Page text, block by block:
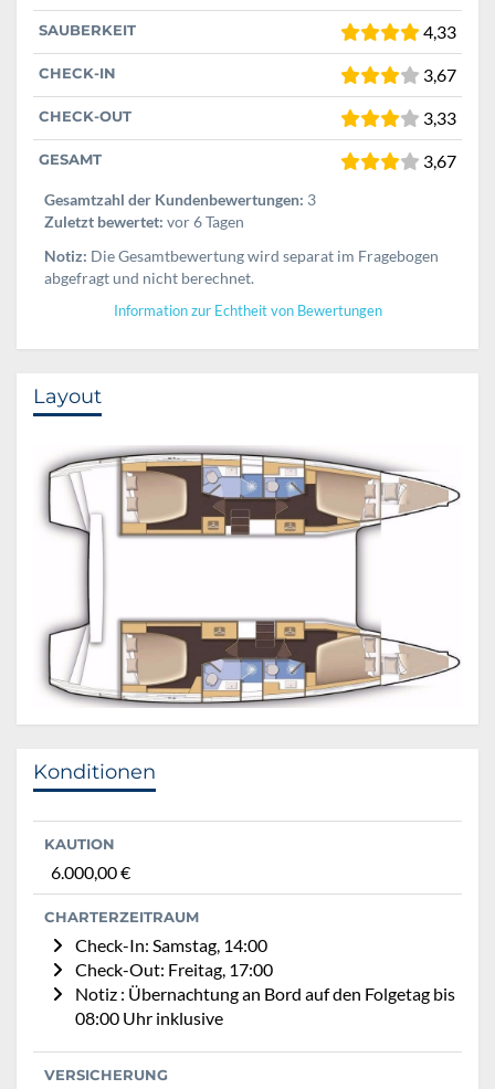
SAUBERKEIT 4,33
CHECK-IN 3,67
CHECK-OUT 3,33
GESAMT 3,67
Gesamtzahl der Kundenbewertungen: 3
Zuletzt bewertet: vor 6 Tagen
Notiz: Die Gesamtbewertung wird separat im Fragebogen
abgefragt und nicht berechnet.
Information zur Echtheit von Bewertungen
Layout
Konditionen
KAUTION
6.000,00 €
CHARTERZEITRAUM
Check-In: Samstag, 14:00
Check-Out: Freitag, 17:00
Notiz : Übernachtung an Bord auf den Folgetag bis
08:00 Uhr inklusive
VERSICHERUNG